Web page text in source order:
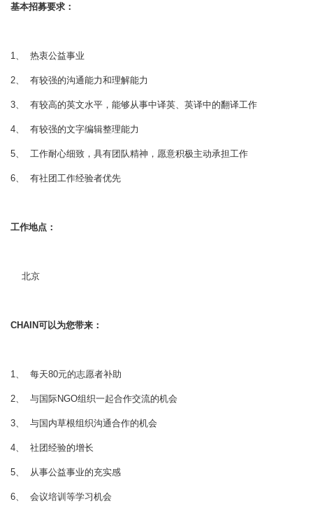
基本招募要求：
1、 热衷公益事业
2、 有较强的沟通能力和理解能力
3、 有较高的英文水平，能够从事中译英、英译中的翻译工作
4、 有较强的文字编辑整理能力
5、 工作耐心细致，具有团队精神，愿意积极主动承担工作
6、 有社团工作经验者优先
工作地点：
北京
CHAIN可以为您带来：
1、 每天80元的志愿者补助
2、 与国际NGO组织一起合作交流的机会
3、 与国内草根组织沟通合作的机会
4、 社团经验的增长
5、 从事公益事业的充实感
6、 会议培训等学习机会